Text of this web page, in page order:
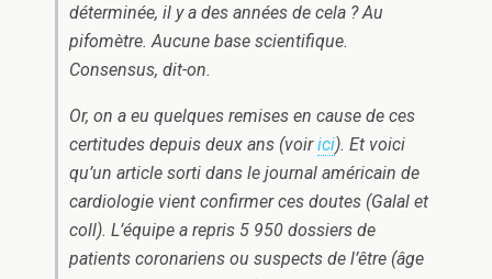
déterminée, il y a des années de cela ? Au
pifomètre. Aucune base scientifique.
Consensus, dit-on.
Or, on a eu quelques remises en cause de ces
certitudes depuis deux ans (voirici). Et voici
qu’un article sorti dans le journal américain de
cardiologie vient confirmer ces doutes (Galal et
coll). L’équipe a repris 5 950 dossiers de
patients coronariens ou suspects de l’être (âge